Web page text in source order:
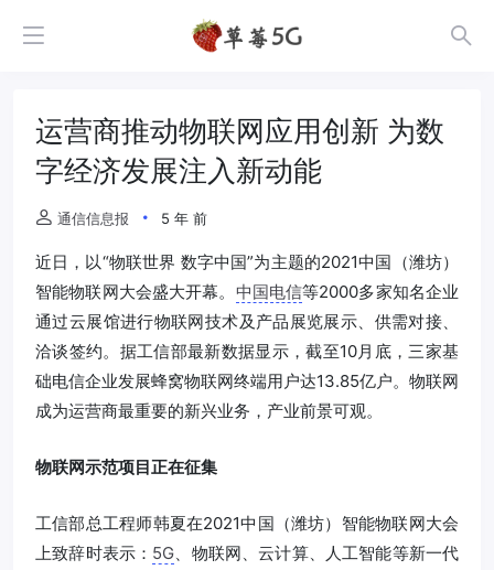
运营商推动物联网应用创新 为数
字经济发展注入新动能
通信信息报 5 年 前
近日，以“物联世界 数字中国”为主题的2021中国（潍坊）
智能物联网大会盛大开幕。 中国电信等2000多家知名企业
通过云展馆进行物联网技术及产品展览展示、供需对接、
洽谈签约。据工信部最新数据显示，截至10月底，三家基
础电信企业发展蜂窝物联网终端用户达13.85亿户。物联网
成为运营商最重要的新兴业务，产业前景可观。
物联网示范项目正在征集
工信部总工程师韩夏在2021中国（潍坊）智能物联网大会
上致辞时表示： 5G 、物联网、云计算、人工智能等新一代